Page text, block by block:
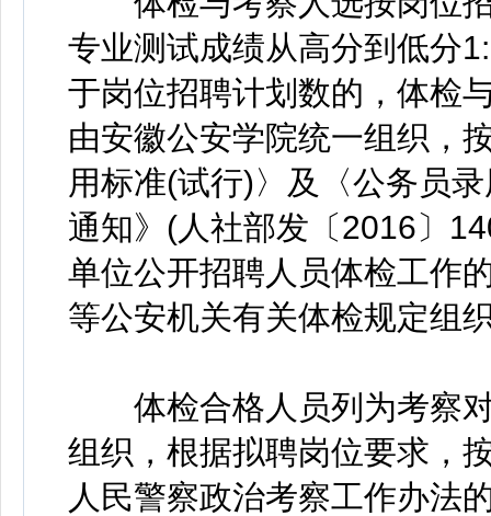
专业测试成绩从高分到低分
于岗位招聘计划数的，体检
由安徽公安学院统一组织，
用标准(试行)〉及〈公务员
通知》(人社部发〔2016〕
单位公开招聘人员体检工作
等公安机关有关体检规定组
体检合格人员列为考察对
组织，根据拟聘岗位要求，
人民警察政治考察工作办法